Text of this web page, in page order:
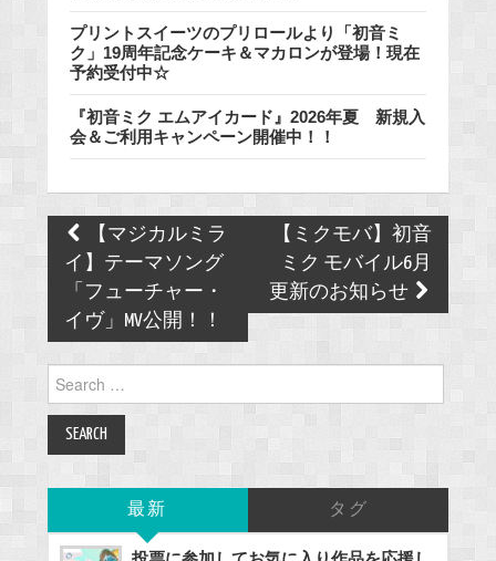
プリントスイーツのプリロールより「初音ミ
ク」19周年記念ケーキ＆マカロンが登場！現在
予約受付中☆
『初音ミク エムアイカード』2026年夏 新規入
会＆ご利用キャンペーン開催中！！
Post
navigation
【マジカルミラ
イ】テーマソング
「フューチャー・
イヴ」MV公開！！
【ミクモバ】初音
ミク モバイル6月
更新のお知らせ
for:
最新 タグ